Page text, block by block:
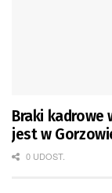
Braki kadrowe
jest w
0 UDOST.